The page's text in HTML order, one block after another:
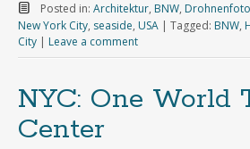
Posted in: Architektur, BNW,
New York City, seaside, USA | Tagged: BNW,
City | Leave a comment
NYC: One World
Center